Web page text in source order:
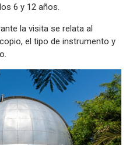
6 y 12 años.
la visita se relata al
el tipo de instrumento y